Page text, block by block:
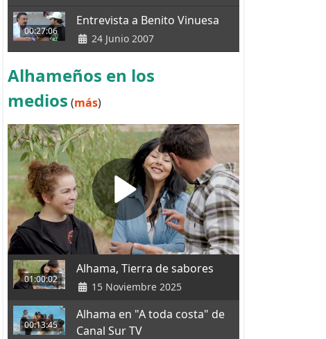
00:27:06
Entrevista a Benito Vinuesa
24 Junio 2007
Alhameños en los
medios (más)
01:00:02
Alhama, Tierra de sabores
15 Noviembre 2025
00:13:45
Alhama en "A toda costa" de
Canal Sur TV